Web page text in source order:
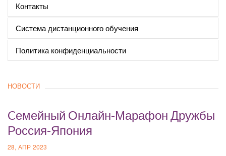
Контакты
Система дистанционного обучения
Политика конфиденциальности
НОВОСТИ
Cемейный Онлайн-Марафон Дружбы
Россия-Япония
28, АПР 2023